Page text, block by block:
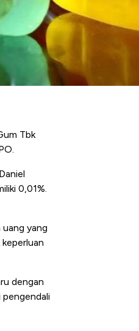
Tbk
0,01%.
uang yang
dengan
pengendali